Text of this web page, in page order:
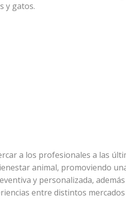
y gatos.
a los profesionales a las
animal, promoviendo
y personalizada,
entre distintos